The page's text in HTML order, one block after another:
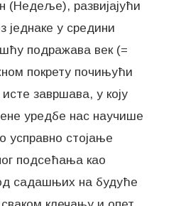
(Недеље), развијајући
једнаке у средини
подражава век (=
покрету почињући
завршава, у коју
уредбе нас научише
усправно стојање
подсећања као
садашњих на будуће